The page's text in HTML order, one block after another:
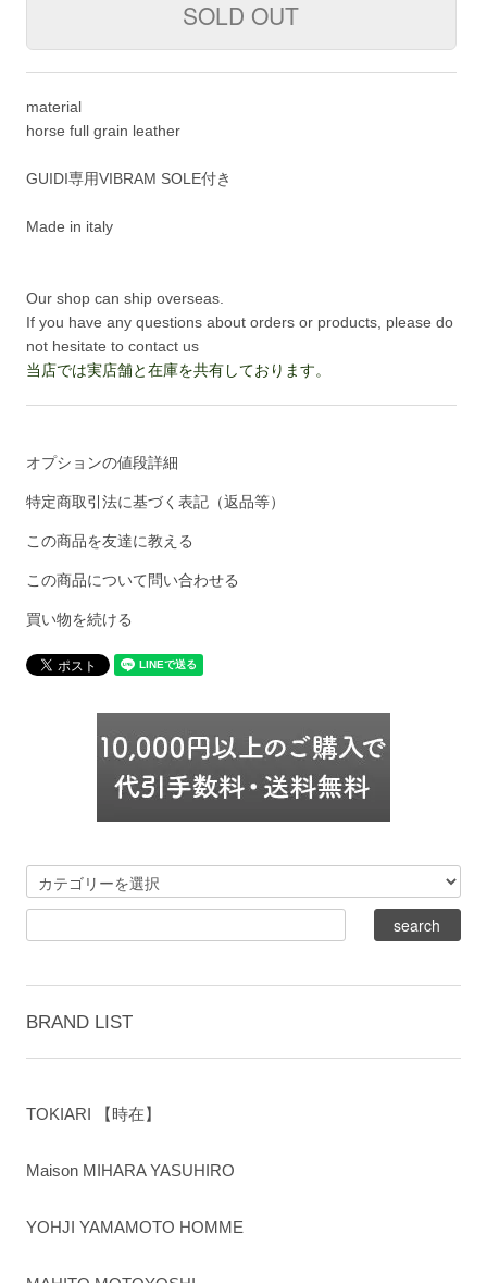
material
horse full grain leather
GUIDI専用VIBRAM SOLE付き
Made in italy
Our shop can ship overseas.
If you have any questions about orders or products, please do
not hesitate to contact us
当店では実店舗と在庫を共有しております。
オプションの値段詳細
特定商取引法に基づく表記（返品等）
この商品を友達に教える
この商品について問い合わせる
買い物を続ける
BRAND LIST
TOKIARI 【時在】
Maison MIHARA YASUHIRO
YOHJI YAMAMOTO HOMME